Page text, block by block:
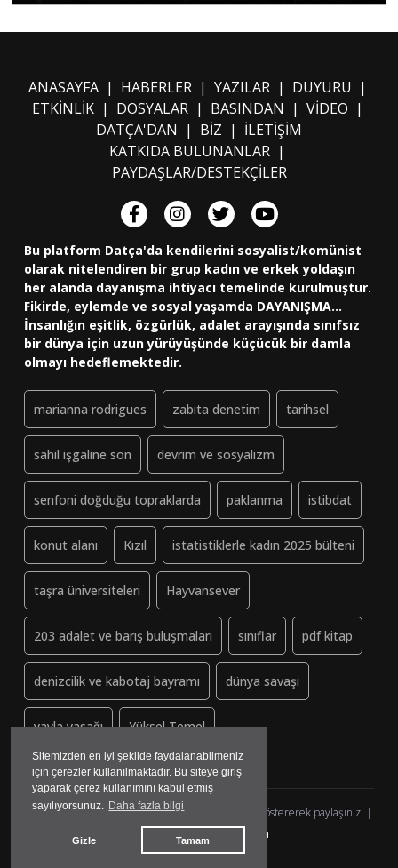
Sitemizden en iyi şekilde faydalanabilmeniz
için çerezler kullanılmaktadır. Bu siteye giriş
yaparak çerez kullanımını kabul etmiş
sayılıyorsunuz. Daha fazla bilgi
Gizle Tamam
ANASAYFA| HABERLER| YAZILAR| DUYURU |
ETKİNLİK| DOSYALAR| BASINDAN | VİDEO |
DATÇA'DAN | BİZ | İLETİŞİM
KATKIDA BULUNANLAR |
PAYDAŞLAR/DESTEKÇİLER
Bu platform Datça'da kendilerini sosyalist/komünist
olarak nitelendiren bir grup kadın ve erkek yoldaşın
her alanda dayanışma ihtiyacı temelinde kurulmuştur.
Fikirde, eylemde ve sosyal yaşamda DAYANIŞMA...
İnsanlığın eşitlik, özgürlük, adalet arayışında sınıfsız
bir dünya için uzun yürüyüşünde küçücük bir damla
olmayı hedeflemektedir.
marianna rodrigues zabıta denetim tarihsel
sahil işgaline son devrim ve sosyalizm
senfoni doğduğu topraklarda paklanma istibdat
konut alanı Kızıl istatistiklerle kadın 2025 bülteni
taşra üniversiteleri Hayvansever
203 adalet ve barış buluşmaları sınıflar pdf kitap
denizcilik ve kabotaj bayramı dünya savaşı
yayla yasağı Yüksel Temel
Dayanisma-Datca.org (ↄ) Copyleft - Lütfen kaynak göstererek paylaşınız. |
yazılım&tasarım:
madmedya